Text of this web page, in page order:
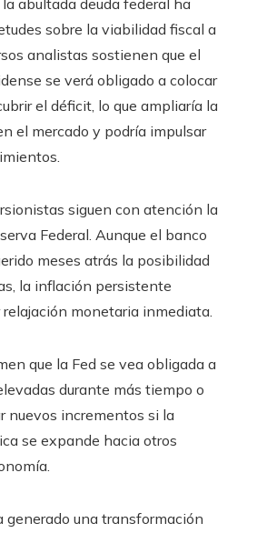
sobre la viabilidad fiscal a
analistas sostienen que el
se verá obligado a colocar
el déficit, lo que ampliaría la
el mercado y podría impulsar
siguen con atención la
Federal. Aunque el banco
meses atrás la posibilidad
la inflación persistente
monetaria inmediata.
que la Fed se vea obligada a
durante más tiempo o
nuevos incrementos si la
se expande hacia otros
generado una transformación